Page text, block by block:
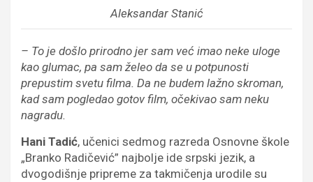
Aleksandar Stanić
– To je došlo prirodno jer sam već imao neke uloge
kao glumac, pa sam želeo da se u potpunosti
prepustim svetu filma. Da ne budem lažno skroman,
kad sam pogledao gotov film, očekivao sam neku
nagradu.
Hani Tadić, učenici sedmog razreda Osnovne škole
„Branko Radičević” najbolje ide srpski jezik, a
dvogodišnje pripreme za takmičenja urodile su